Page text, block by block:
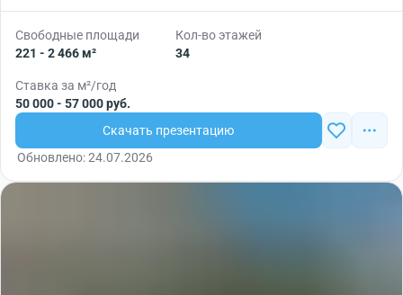
Свободные площади
221 - 2 466 м²
Кол-во этажей
34
Ставка за м²/год
50 000 - 57 000 руб.
Скачать презентацию
Обновлено: 24.07.2026